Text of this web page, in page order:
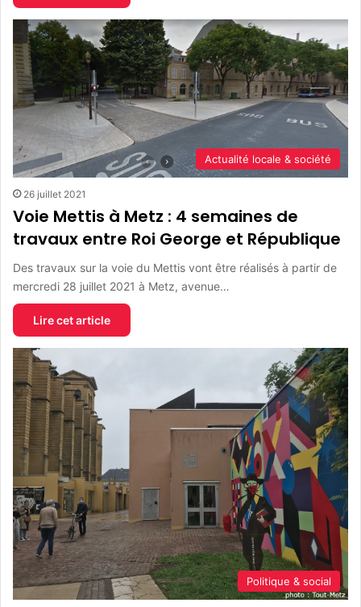
Actualité locale & société
26 juillet 2021
Voie Mettis à Metz : 4 semaines de
travaux entre Roi George et République
Des travaux sur la voie du Mettis vont être réalisés à partir de
mercredi 28 juillet 2021 à Metz, avenue…
Lire cet article
Politique & social